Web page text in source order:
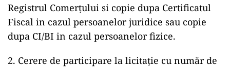
Registrul Comerţului si copie dupa Certificatul
Fiscal in cazul persoanelor juridice sau copie
dupa CI/BI in cazul persoanelor fizice.
2. Cerere de participare la licitaţie cu număr de